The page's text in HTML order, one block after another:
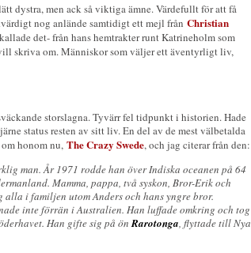
dystra, men ack så viktiga ämne. Värdefullt för att få
nog anlände samtidigt ett mejl från Christian
det- från hans hemtrakter runt Katrineholm som
skriva om. Människor som väljer ett äventyrligt liv,
storslagna. Tyvärr fel tidpunkt i historien. Hade
status resten av sitt liv. En del av de mest välbetalda
honom nu, The Crazy Swede, och jag citerar från den:
man. År 1971 rodde han över Indiska oceanen på 64
Mamma, pappa, två syskon, Bror-Erik och
i familjen utom Anders och hans yngre bror.
inte förrän i Australien. Han luffade omkring och tog
Han gifte sig på önRarotonga, flyttade till Nya